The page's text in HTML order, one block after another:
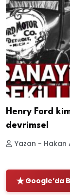
Henry Ford
devrimsel
Yazan - Hakan
Google’da